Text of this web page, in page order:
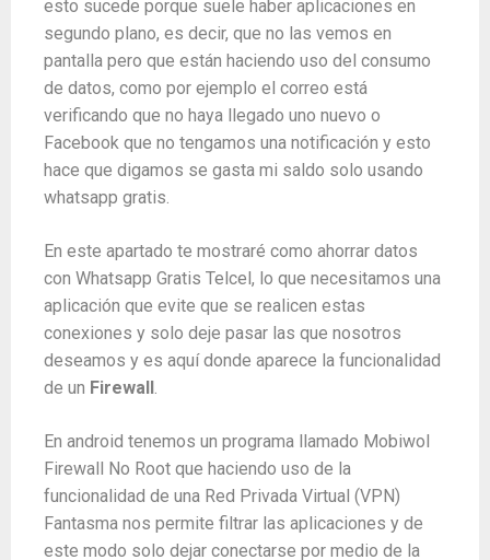
esto sucede porque suele haber aplicaciones en
segundo plano, es decir, que no las vemos en
pantalla pero que están haciendo uso del consumo
de datos, como por ejemplo el correo está
verificando que no haya llegado uno nuevo o
Facebook que no tengamos una notificación y esto
hace que digamos se gasta mi saldo solo usando
whatsapp gratis.
En este apartado te mostraré como ahorrar datos
con Whatsapp Gratis Telcel, lo que necesitamos una
aplicación que evite que se realicen estas
conexiones y solo deje pasar las que nosotros
deseamos y es aquí donde aparece la funcionalidad
de un Firewall.
En android tenemos un programa llamado Mobiwol
Firewall No Root que haciendo uso de la
funcionalidad de una Red Privada Virtual (VPN)
Fantasma nos permite filtrar las aplicaciones y de
este modo solo dejar conectarse por medio de la